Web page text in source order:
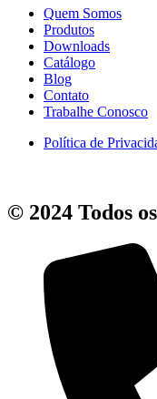
Quem Somos
Produtos
Downloads
Catálogo
Blog
Contato
Trabalhe Conosco
Política de
© 2024 Todos